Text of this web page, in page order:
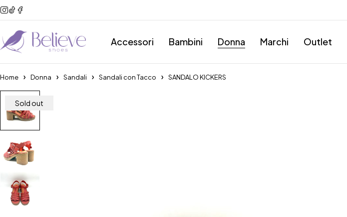
Accessori Bambini Donna Marchi Outlet
Home Donna Sandali Sandali con Tacco SANDALO KICKERS
Sold out